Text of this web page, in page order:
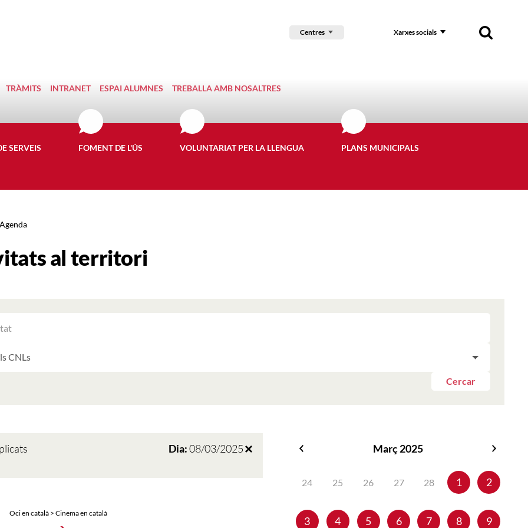
Centres Xarxes socials
TRÀMITS INTRANET ESPAI ALUMNES TREBALLA AMB NOSALTRES
SERVEIS FOMENT DE L'ÚS VOLUNTARIAT PER LA LLENGUA PLANS MUNICIPALS
Agenda
al territori
Cercar
Dia:08/03/2025
Oci en català > Cinema en català
Març 2025
24 25 26 27 28 1 2
3 4 5 6 7 8 9